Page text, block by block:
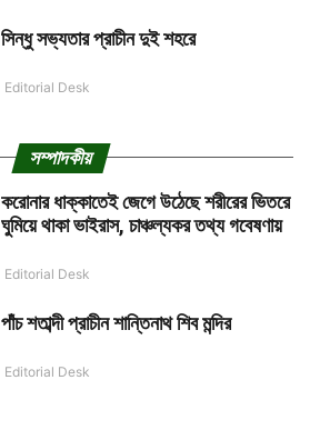
সিন্ধু সভ্যতার প্রাচীন দুই শহরে
Editorial Desk
সম্পাদকীয়
করোনার ধাক্কাতেই জেগে উঠেছে শরীরের ভিতরে
ঘুমিয়ে থাকা ভাইরাস, চাঞ্চল্যকর তথ্য গবেষণায়
Editorial Desk
পাঁচ শতাব্দী প্রাচীন শান্তিনাথ শিব মন্দির
Editorial Desk